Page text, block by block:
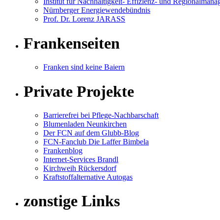
Nürnberger Energiewendebündnis
Prof. Dr. Lorenz JARASS
Frankenseiten
Franken sind keine Baiern
Private Projekte
Barrierefrei bei Pflege-Nachbarschaft
Blumenladen Neunkirchen
Der FCN auf dem Glubb-Blog
FCN-Fanclub Die Laffer Bimbela
Frankenblog
Internet-Services Brandl
Kirchweih Rückersdorf
Kraftstoffalternative Autogas
zonstige Links